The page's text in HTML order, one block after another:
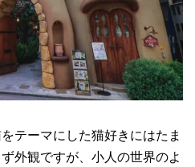
テーマにした猫好きにはたま
外観ですが、小人の世界のよ